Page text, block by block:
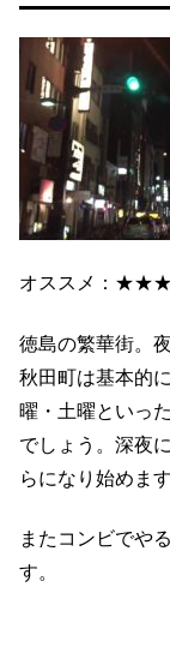
オススメ：
徳島の繁華街。
秋田町は基本的
曜・土曜といっ
でしょう。深夜
らになり始めます
またコンビでや
す。